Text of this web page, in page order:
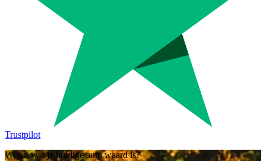
Trustpilot
Weten wat je huidige auto waard is?